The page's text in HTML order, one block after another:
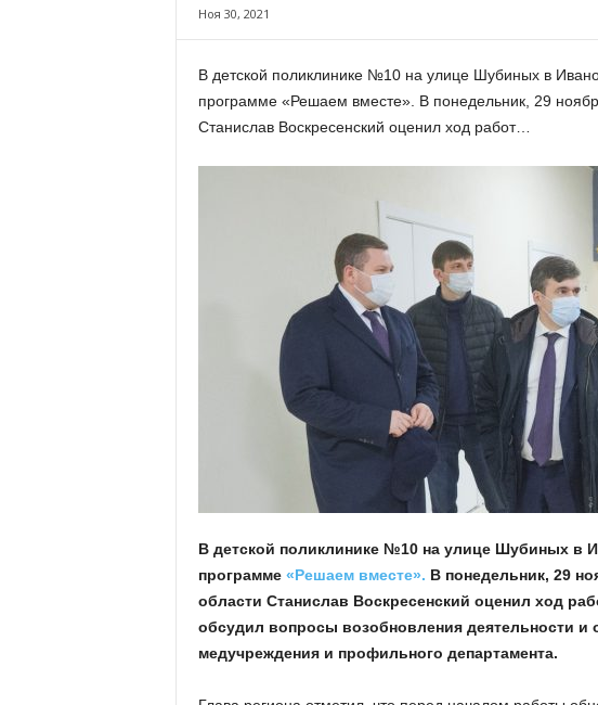
,
Ноя 30, 2021
В детской поликлинике №10 на улице Шубиных в
программе «Решаем вместе». В понедельник, 29
Станислав Воскресенский оценил ход работ…
В детской поликлинике №10 на улице Шубиных в
программе «Решаем вместе». В понедельник, 29
области Станислав Воскресенский оценил ход
обсудил вопросы возобновления деятельности и
медучреждения и профильного департамента.